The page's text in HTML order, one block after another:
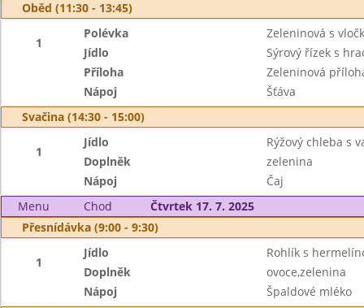
Oběd (11:30 - 13:45)
1
Polévka
Zeleninová s
Jídlo
Sýrový řízek s
Příloha
Zeleninová
Nápoj
Šťáva
Svačina (14:30 - 15:00)
1
Jídlo
Rýžový chleba s
Doplněk
zelenina
Nápoj
Čaj
Menu
Chod
Čtvrtek 17. 7. 2025
Přesnídávka (9:00 - 9:30)
1
Jídlo
Rohlík s
Doplněk
ovoce,zelenina
Nápoj
Špaldové mléko